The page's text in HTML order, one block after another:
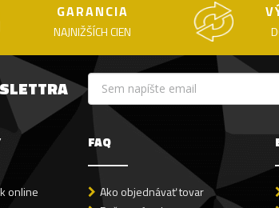
GARANCIA
NAJNIŽŠÍCH CIEN
online
FAQ
Ako objednávať tovar